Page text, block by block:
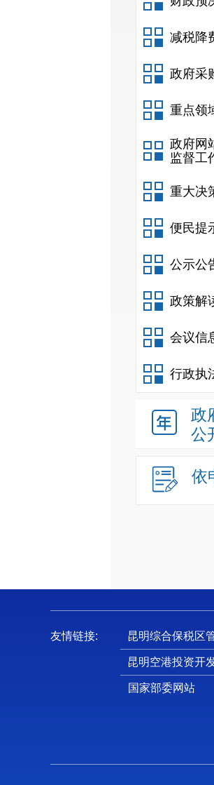
减税降
政府采
重点领
政府网
监督工
重大决
便民提
公示公
政策解
会议信
行政执
政
公
依
友情链接: 昆明综合保税区
昆明空港投资开
国家部委网站